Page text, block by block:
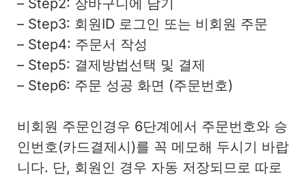
– Step2: 장바구니에 담기
– Step3: 회원ID 로그인 또는 비회원 주문
– Step4: 주문서 작성
– Step5: 결제방법선택 및 결제
– Step6: 주문 성공 화면 (주문번호)
비회원 주문인경우 6단계에서 주문번호와 승
인번호(카드결제시)를 꼭 메모해 두시기 바랍
니다. 단, 회원인 경우 자동 저장되므로 따로